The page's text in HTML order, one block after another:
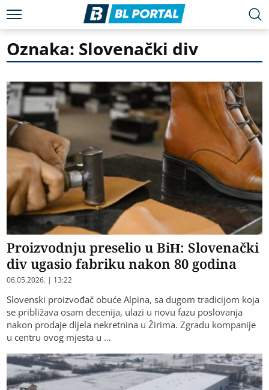
Oznaka: Slovenački div
Proizvodnju preselio u BiH: Slovenački
div ugasio fabriku nakon 80 godina
06.05.2026. | 13:22
Slovenski proizvođač obuće Alpina, sa dugom tradicijom koja
se približava osam decenija, ulazi u novu fazu poslovanja
nakon prodaje dijela nekretnina u Žirima. Zgradu kompanije
u centru ovog mjesta u …